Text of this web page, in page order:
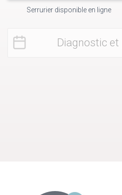
Serrurier disponible en ligne
Diagnostic et